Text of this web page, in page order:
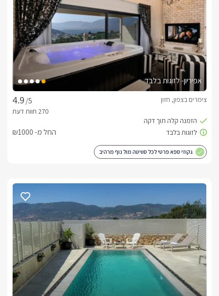
לנוף הררי מיוחד וחורשים פסטורלים מהממים.
מבט פנים
3 סוויטות מרווחות ומשפחתיות ושתי בקתות עץ רומנטיות וחמימות
המתאימות גם למשפחות קטנות.בכל אחת מהיחידות תיהנו ממיטה
הלוויין, מערכת קולנוע ביתית, פינת ישיבה נוחה, חלל מרווח ונעים,
ג'קוזי אינטימי ומפנק במיוחד, חדר רחצה עם מגבות רכות וסבונים
ריחניים, פינת סעודה ומטבחון מאובזר הכולל קומקום חשמלי, פינת
תה/קפה, מיקרוגל ומקרר. *בסוויטות תיהנו מקומת גלריה רחבה עם
לאירוח משפחתי.
יין משובח מתנה, שוקולדים איכותיים, עוגיות פריכות, חלב, מיץ, מים
מיקום
בסביבת היישוב תוכלו ליהנות ממגוון אטרקציות לכל המשפחה,
מסלולי הליכה ומסלולי אופניים, טיולי ג'יפים, רכיבה על סוסים, גישה
נוחה אל חופי הכנרת (כרבע שעה נסיעה), מסעדות איכותיות ועוד.
לצפייה במדיניות ותנאי הזמנה -לחצו כאן
אפיריון- לזוגות בלבד
/5
צימרים בצפון, חזון
החל מ- ₪1000
גקוזי ספא פרטי לכל סוויטה מול נוף מרהיב